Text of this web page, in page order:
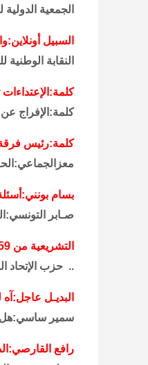
الجمعية
السبيل
النقابة الوطنية
كلمة:الإعتداءات
كلمة:الإفراج
كلمة:رئيس
بسام
صـابر
التشريعية من 1959 إلى 2009كل التفاصيل عن 12 دورة انتخابية
.. حزب الإتحاد
البديـل
سمير ساسي:هل
رافع